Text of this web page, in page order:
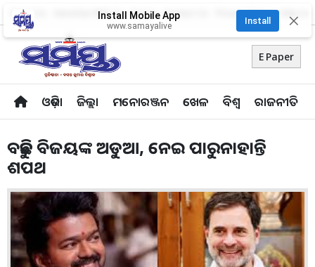
About Us Advertise With Us Career Contact Us Privacy Policy
E Paper
ଓଡ଼ିଶା ଜିଲ୍ଲା ମନୋରଞ୍ଜନ ଖେଳ ବିଶ୍ବ ରାଜନୀତି
Install Mobile App
www.samayalive
Install ✕
ବଢୁଛି ବିଜୟଙ୍କ ଅଡୁଆ, ନେଇ ପାରୁନାହାନ୍ତି
ଶପଥ